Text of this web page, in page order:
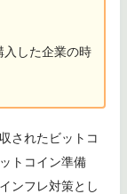
入した企業の時
されたビットコ
トコイン準備
ンフレ対策とし